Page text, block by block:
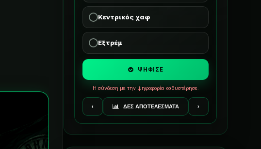
Κεντρικός χαφ
Εξτρέμ
ΨΗΦΙΣΕ
Η σύνδεση με την ψηφοφορία καθυστέρησε.
‹ ΔΕΣ ΑΠΟΤΕΛΕΣΜΑΤΑ ›